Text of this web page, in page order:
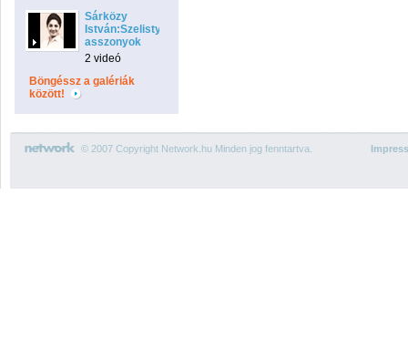
Sárközy
István:Szelistyei
asszonyok
2 videó
Böngéssz a galériák
között!
© 2007 Copyright Network.hu Minden jog fenntartva.